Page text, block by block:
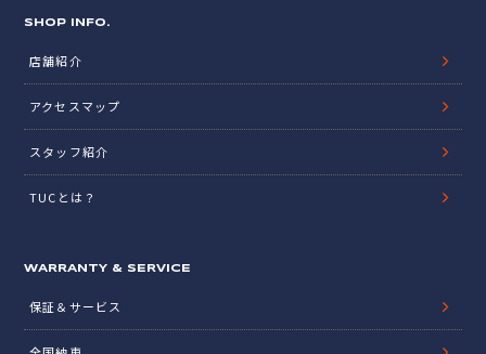
SHOP INFO.
店舗紹介
アクセスマップ
スタッフ紹介
TUCとは？
WARRANTY & SERVICE
保証＆サービス